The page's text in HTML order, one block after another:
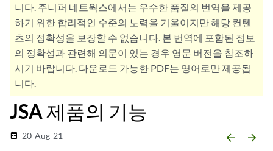
니다. 주니퍼 네트웍스에서는 우수한 품질의 번역을 제공
하기 위한 합리적인 수준의 노력을 기울이지만 해당 컨텐
츠의 정확성을 보장할 수 없습니다. 본 번역에 포함된 정보
의 정확성과 관련해 의문이 있는 경우 영문 버전을 참조하
시기 바랍니다. 다운로드 가능한 PDF는 영어로만 제공됩
니다.
JSA 제품의 기능
date_range 20-Aug-21 arrow_backward arrow_forward